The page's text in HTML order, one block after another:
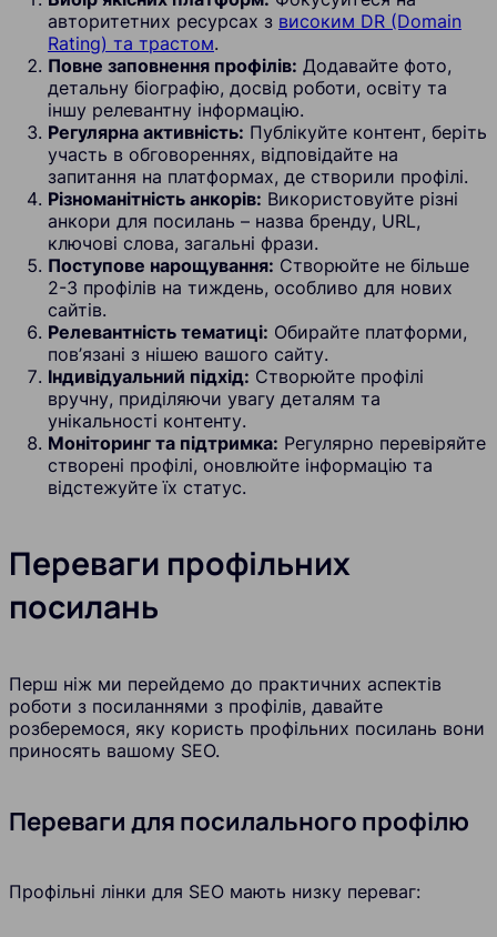
авторитетних ресурсах з високим DR (Domain
Rating) та трастом.
Повне заповнення профілів: Додавайте фото,
детальну біографію, досвід роботи, освіту та
іншу релевантну інформацію.
Регулярна активність: Публікуйте контент, беріть
участь в обговореннях, відповідайте на
запитання на платформах, де створили профілі.
Різноманітність анкорів: Використовуйте різні
анкори для посилань – назва бренду, URL,
ключові слова, загальні фрази.
Поступове нарощування: Створюйте не більше
2-3 профілів на тиждень, особливо для нових
сайтів.
Релевантність тематиці: Обирайте платформи,
пов’язані з нішею вашого сайту.
Індивідуальний підхід: Створюйте профілі
вручну, приділяючи увагу деталям та
унікальності контенту.
Моніторинг та підтримка: Регулярно перевіряйте
створені профілі, оновлюйте інформацію та
відстежуйте їх статус.
Переваги профільних
посилань
Перш ніж ми перейдемо до практичних аспектів
роботи з посиланнями з профілів, давайте
розберемося, яку користь профільних посилань вони
приносять вашому SEO.
Переваги для посилального профілю
Профільні лінки для SEO мають низку переваг: